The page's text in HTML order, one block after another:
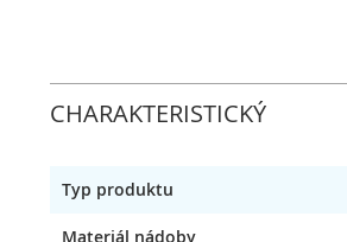
CHARAKTERISTICKÝ
Typ produktu
Materiál nádoby